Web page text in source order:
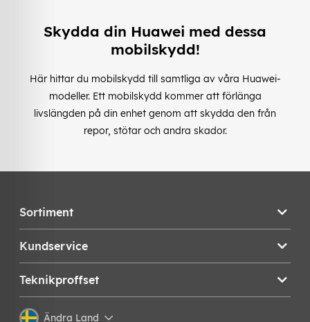
Skydda din Huawei med dessa
mobilskydd!
Här hittar du mobilskydd till samtliga av våra Huawei-
modeller. Ett mobilskydd kommer att förlänga
livslängden på din enhet genom att skydda den från
repor, stötar och andra skador.
Sortiment
Kundservice
Teknikproffset
Ändra Land